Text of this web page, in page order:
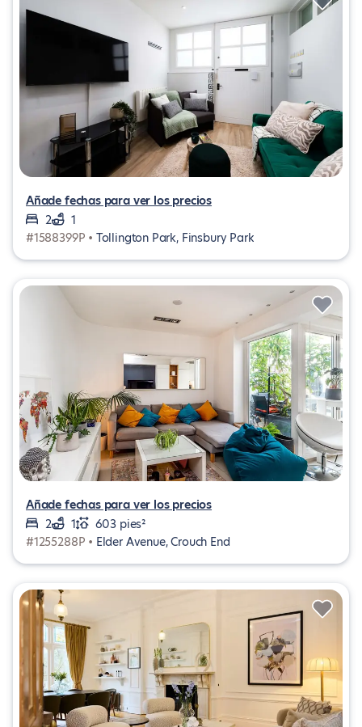
Añade fechas para ver los precios
2
1
#1588399P • Tollington Park, Finsbury Park
Añade fechas para ver los precios
2
1
603 pies²
#1255288P • Elder Avenue, Crouch End